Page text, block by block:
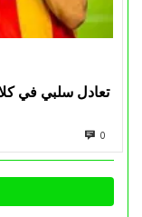
تعادل سلبي في
0